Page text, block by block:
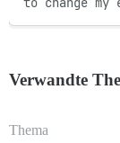
Verwandte
Thema